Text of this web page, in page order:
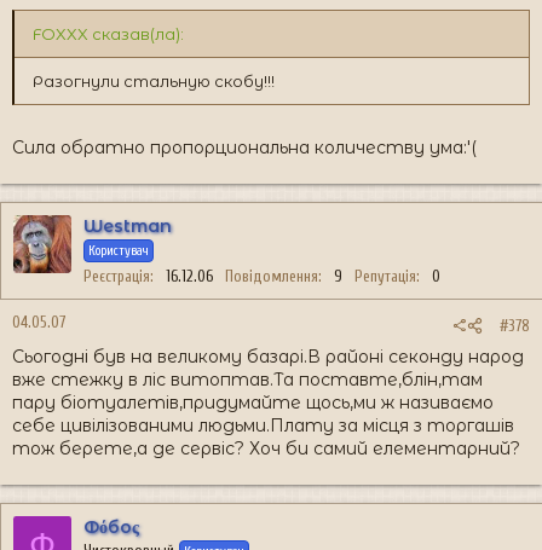
FOXXX сказав(ла):
Разогнули стальную скобу!!!
Сила обратно пропорциональна количеству ума:'(
Westman
Користувач
Реєстрація 16.12.06 Повідомлення 9 Репутація 0
04.05.07 #378
Сьогодні був на великому базарі.В районі секонду народ
вже стежку в ліс витоптав.Та поставте,блін,там
пару біотуалетів,придумайте щось,ми ж називаємо
себе цивілізованими людьми.Плату за місця з торгашів
тож берете,а де сервіс? Хоч би самий елементарний?
Фόбоς